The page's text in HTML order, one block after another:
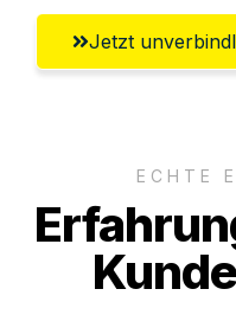
Jetzt
ECHTE